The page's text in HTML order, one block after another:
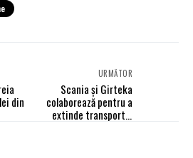
din
URMĂTOR
Scania și Girteka
colaborează pentru a
extinde transportul